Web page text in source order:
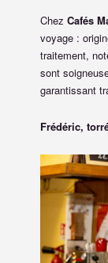
Chez Cafés
voyage :
traitement,
sont
garantissant
Frédéric,